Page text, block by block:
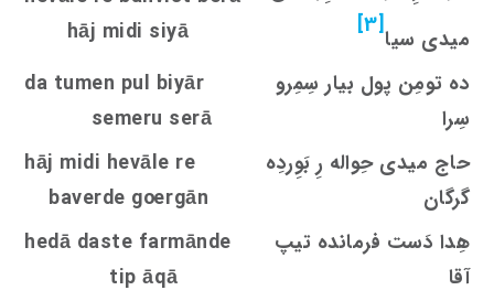
میدی سیا[3]
hāj midi siyā
ده تومِن پول بیار سِمِرو
سِرا
da tumen pul biyār
semeru serā
حاج میدی حِواله رِ بَوِردِه
گرگان
hāj midi hevāle re
baverde goergān
هِدا دَست فرمانده تیپ
آقا
hedā daste farmānde
tip āqā